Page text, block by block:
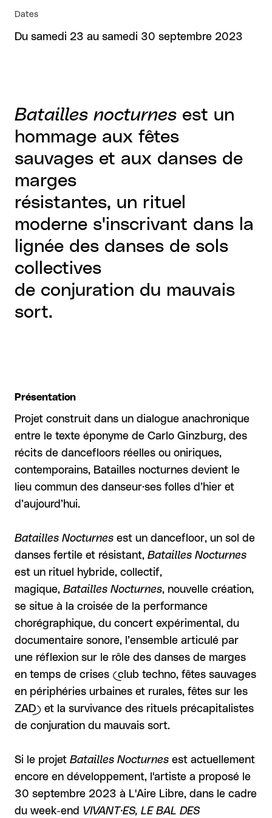
Dates
Du samedi 23 au samedi 30 septembre 2023
Batailles nocturnes est un
hommage aux fêtes
sauvages et aux danses de
marges
résistantes, un rituel
moderne s'inscrivant dans la
lignée des danses de sols
collectives
de conjuration du mauvais
sort.
Présentation
Projet construit dans un dialogue anachronique
entre le texte éponyme de Carlo Ginzburg, des
récits de dancefloors réelles ou oniriques,
contemporains, Batailles nocturnes devient le
lieu commun des danseur·ses folles d’hier et
d’aujourd’hui.
Batailles Nocturnes est un dancefloor, un sol de
danses fertile et résistant, Batailles Nocturnes
est un rituel hybride, collectif,
magique, Batailles Nocturnes, nouvelle création,
se situe à la croisée de la performance
chorégraphique, du concert expérimental, du
documentaire sonore, l’ensemble articulé par
une réflexion sur le rôle des danses de marges
en temps de crises (club techno, fêtes sauvages
en périphéries urbaines et rurales, fêtes sur les
ZAD) et la survivance des rituels précapitalistes
de conjuration du mauvais sort.
Si le projet Batailles Nocturnes est actuellement
encore en développement, l'artiste a proposé le
30 septembre 2023 à L'Aire Libre, dans le cadre
du week-end VIVANT·ES, LEBAL DES